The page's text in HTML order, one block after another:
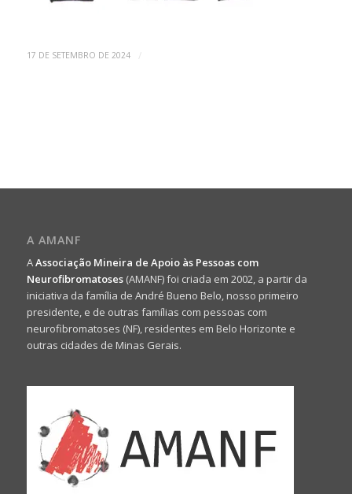
17 DE SETEMBRO DE 2024 /
A AMANF
AAssociação Mineira de Apoio às Pessoas com
Neurofibromatoses(AMANF) foi criada em 2002, a partir da
iniciativa da família de André Bueno Belo, nosso primeiro
presidente, e de outras famílias com pessoas com
neurofibromatoses (NF), residentes em Belo Horizonte e
outras cidades de Minas Gerais.